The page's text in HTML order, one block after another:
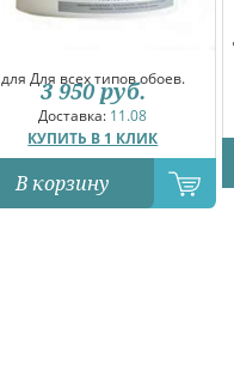
для Для всех типов обоев.
Доставка: 11.08
КУПИТЬ В 1 КЛИК
3 950 руб.
В корзину